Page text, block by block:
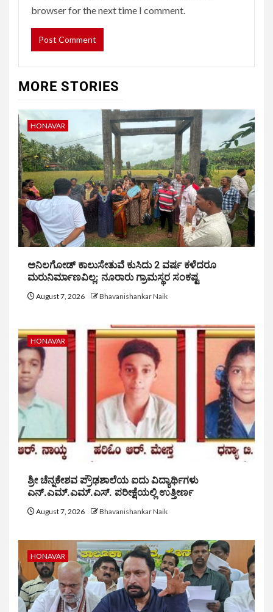
browser for the next time I comment.
MORE STORIES
HONAVAR
ಅನಿಲಗೋಡ್ ಕಾಲುಸೇತುವೆ ಕುಸಿದು 2 ವರ್ಷ ಕಳೆದರೂ
ಮರುನಿರ್ಮಾಣವಿಲ್ಲ: ನೂರಾರು ಗ್ರಾಮಸ್ಥರ ಸಂಕಷ್ಟ
August 7, 2026 Bhavanishankar Naik
HONAVAR
ಶ್ರೀ ಚೆನ್ನಕೇಶವ ಪ್ರೌಢಶಾಲೆಯ ಐದು ವಿದ್ಯಾರ್ಥಿಗಳು
ಎನ್.ಎಮ್.ಎಮ್.ಎಸ್. ಪರೀಕ್ಷೆಯಲ್ಲಿ ಉತ್ತೀರ್ಣ
August 7, 2026 Bhavanishankar Naik
HONAVAR